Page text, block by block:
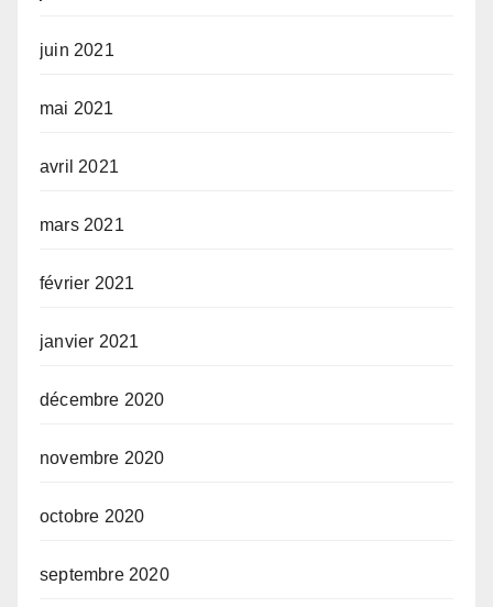
juin 2021
mai 2021
avril 2021
mars 2021
février 2021
janvier 2021
décembre 2020
novembre 2020
octobre 2020
septembre 2020